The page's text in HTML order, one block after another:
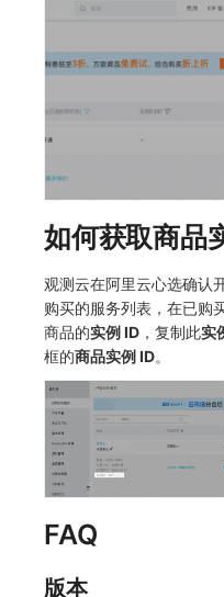
如何获取商品
观测云在阿里云心选确认
购买的服务列表，在已购
商品的实例 ID ，复制此实
框的商品实例 ID。
FAQ
版本